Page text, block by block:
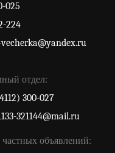
025
224
отдел:
300-027
321144@mail.ru
объявлений: